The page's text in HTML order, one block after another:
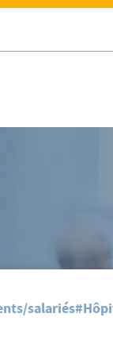
/La salle
salariés